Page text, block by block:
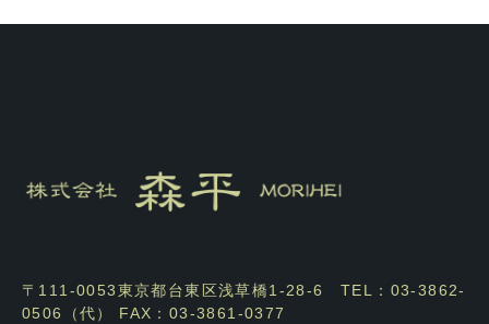
〒111-0053東京都台東区浅草橋1-28-6 TEL：03-3862-
0506（代） FAX：03-3861-0377